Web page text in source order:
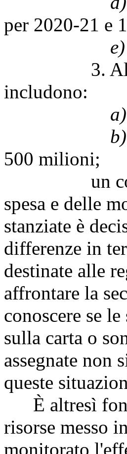
per 2020-21 e
e)
3. Altri
includono:
a)
b)
500 milioni;
un
spesa e delle
stanziate è
differenze in
destinate alle
affrontare la
conoscere se
sulla carta o
assegnate non
queste
È altresì
risorse messo
monitorato